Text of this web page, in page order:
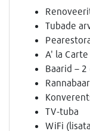
Tubade
A' la
Baarid –
TV-tuba
WiFi